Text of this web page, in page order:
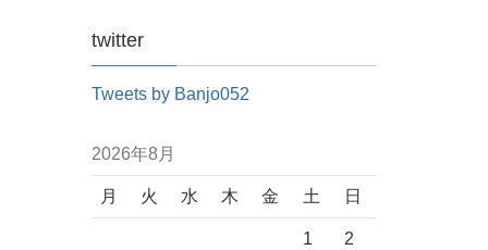
twitter
Tweets by Banjo052
2026年8月
月 火 水 木 金 土 日
1 2